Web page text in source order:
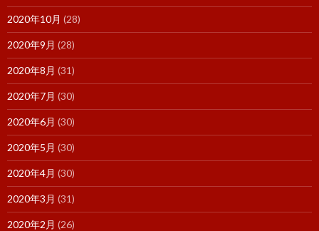
2020年10月 (28)
2020年9月 (28)
2020年8月 (31)
2020年7月 (30)
2020年6月 (30)
2020年5月 (30)
2020年4月 (30)
2020年3月 (31)
2020年2月 (26)